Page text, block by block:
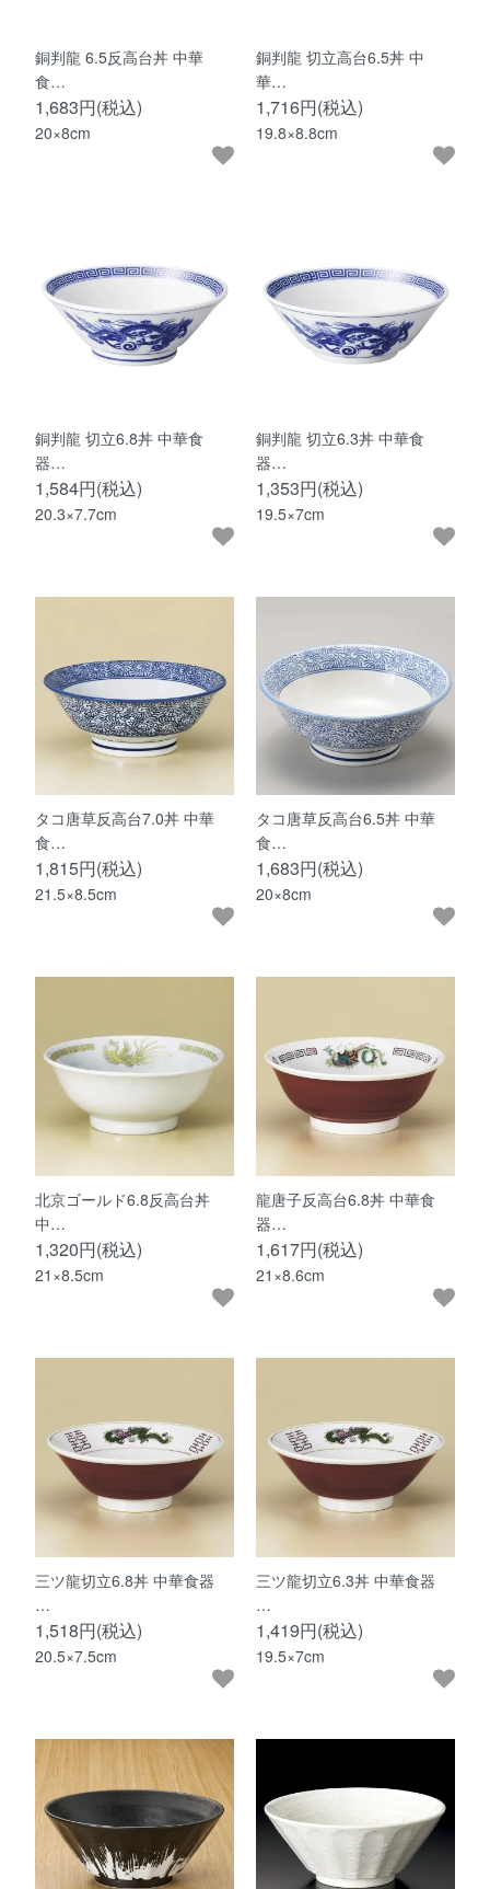
銅判龍 6.5反高台丼 中華
食…
1,683円(税込)
20×8cm
銅判龍 切立高台6.5丼 中
華…
1,716円(税込)
19.8×8.8cm
銅判龍 切立6.8丼 中華食
器…
1,584円(税込)
20.3×7.7cm
銅判龍 切立6.3丼 中華食
器…
1,353円(税込)
19.5×7cm
タコ唐草反高台7.0丼 中華
食…
1,815円(税込)
21.5×8.5cm
タコ唐草反高台6.5丼 中華
食…
1,683円(税込)
20×8cm
北京ゴールド6.8反高台丼
中…
1,320円(税込)
21×8.5cm
龍唐子反高台6.8丼 中華食
器…
1,617円(税込)
21×8.6cm
三ツ龍切立6.8丼 中華食器
…
1,518円(税込)
20.5×7.5cm
三ツ龍切立6.3丼 中華食器
…
1,419円(税込)
19.5×7cm